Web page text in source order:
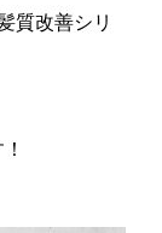
質改善シリ